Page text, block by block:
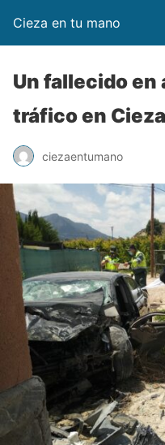
Cieza en tu mano
Un fallecido en
tráfico en Cieza
ciezaentumano